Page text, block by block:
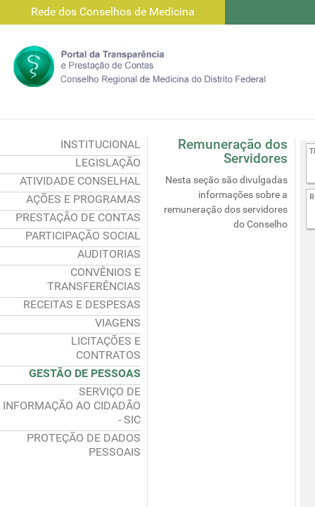
Rede dos Conselhos de Medicina
INSTITUCIONAL
LEGISLAÇÃO
ATIVIDADE CONSELHAL
AÇÕES E PROGRAMAS
PRESTAÇÃO DE CONTAS
PARTICIPAÇÃO SOCIAL
AUDITORIAS
CONVÊNIOS E
TRANSFERÊNCIAS
RECEITAS E DESPESAS
VIAGENS
LICITAÇÕES E
CONTRATOS
GESTÃO DE PESSOAS
SERVIÇO DE
INFORMAÇÃO AO CIDADÃO
- SIC
PROTEÇÃO DE DADOS
PESSOAIS
Remuneração dos
Servidores
Nesta seção são divulgadas
informações sobre a
remuneração dos servidores
do Conselho